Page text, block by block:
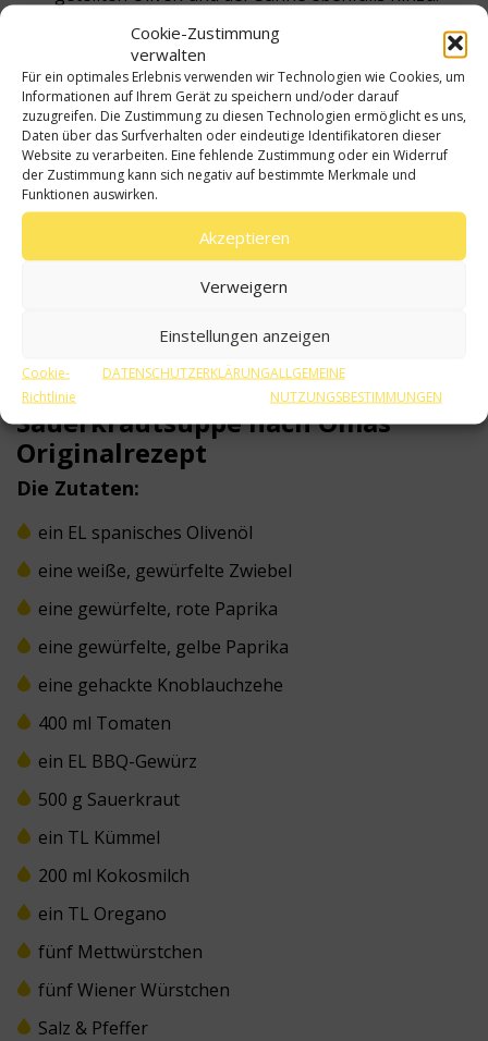
Cookie-Zustimmung
verwalten
Für ein optimales Erlebnis verwenden wir Technologien wie Cookies, um
Informationen auf Ihrem Gerät zu speichern und/oder darauf
zuzugreifen. Die Zustimmung zu diesen Technologien ermöglicht es uns,
Daten über das Surfverhalten oder eindeutige Identifikatoren dieser
Website zu verarbeiten. Eine fehlende Zustimmung oder ein Widerruf
der Zustimmung kann sich negativ auf bestimmte Merkmale und
Funktionen auswirken.
Akzeptieren
Verweigern
Einstellungen anzeigen
Cookie-
Richtlinie
DATENSCHUTZERKLÄRUNGALLGEMEINE
NUTZUNGSBESTIMMUNGEN
Im letzten Schritt schmecken wir die Suppe noch
mit Salz und Pfeffer ab und servieren sie!
Beide Gerichte sind recht einfach und besonders
schmackhaft. So lohnt es sich, sie einmal
auszuprobieren. Es ist wichtig, dass für die
Zubereitung nur spanisches Olivenöl verwendet
wird, weil es von hoher Qualität ist. Sein
einzigartiges Aroma verfeinert jedes Gericht -
Zutaten
Sauerkrautsuppe nach Omas
Originalrezept
Die Zutaten:
ein EL spanisches Olivenöl
eine weiße, gewürfelte Zwiebel
eine gewürfelte, rote Paprika
eine gewürfelte, gelbe Paprika
eine gehackte Knoblauchzehe
400 ml Tomaten
ein EL BBQ-Gewürz
500 g Sauerkraut
ein TL Kümmel
200 ml Kokosmilch
ein TL Oregano
fünf Mettwürstchen
fünf Wiener Würstchen
Salz & Pfeffer